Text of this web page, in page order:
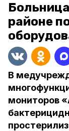
районе
В
мониторов